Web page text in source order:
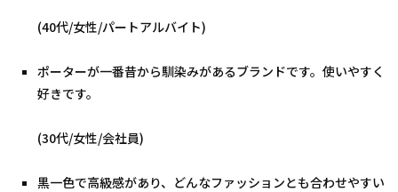
(40代/女性/パートアルバイト)
ポーターが一番昔から馴染みがあるブランドです。使いやすく
好きです。
(30代/女性/会社員)
黒一色で高級感があり、どんなファッションとも合わせやすい